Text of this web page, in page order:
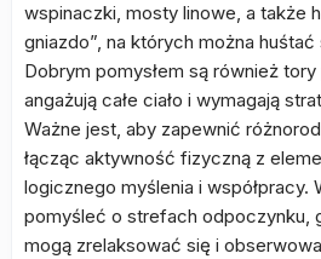
wspinaczki, mosty linowe, a także
gniazdo”, na których można
Dobrym pomysłem są również
angażują całe ciało i wymagają
Ważne jest, aby zapewnić
łącząc aktywność fizyczną z
logicznego myślenia i współpracy.
pomyśleć o strefach odpoczynku,
mogą zrelaksować się i